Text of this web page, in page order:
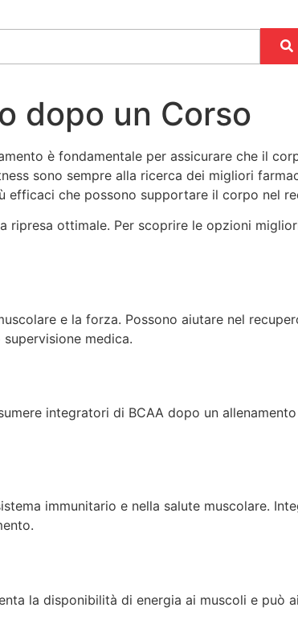
dopo un Corso
è fondamentale per assicurare che il
sono sempre alla ricerca dei migliori
che possono supportare il corpo nel
ripresa ottimale. Per scoprire le opzioni
e la forza. Possono aiutare nel
medica.
integratori di BCAA dopo un
immunitario e nella salute muscolare.
la disponibilità di energia ai muscoli e può